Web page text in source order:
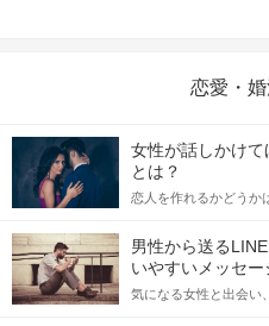
恋愛・
女性が話しかけ
とは？
恋人を作れるかどうか
てアプローチできるか
格的に始めようとして
をしっかりと理解し、
記事では、女性が話し
男性から送る
いやすいメッセー
気になる女性と出会い